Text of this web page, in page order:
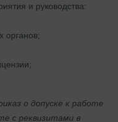
и руководства:
органов;
о допуске к работе
с реквизитами в